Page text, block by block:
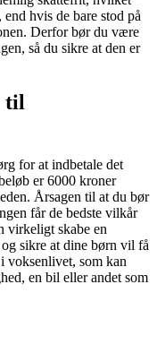
hvis de bare stod på
Derfor bør du være
så du sikre at den er
til
for at indbetale det
er 6000 kroner
Årsagen til at du bør
får de bedste vilkår
virkeligt skabe en
sikre at dine børn vil få
voksenlivet, som kan
en bil eller andet som